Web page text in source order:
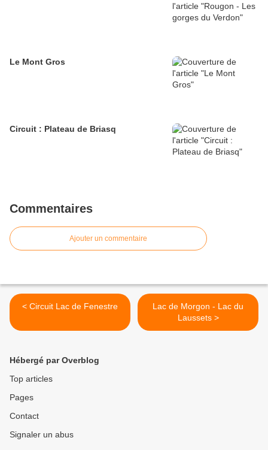
Le Mont Gros
Circuit : Plateau de Briasq
Commentaires
Ajouter un commentaire
< Circuit Lac de Fenestre
Lac de Morgon - Lac du
Laussets >
Hébergé par Overblog
Top articles
Pages
Contact
Signaler un abus